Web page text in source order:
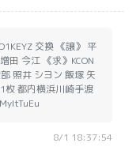
交換 《譲》 平
田 今江 《求》KCON
照井 シヨン 飯塚 矢
枚 都内横浜川崎手渡
8/1 18:37:54